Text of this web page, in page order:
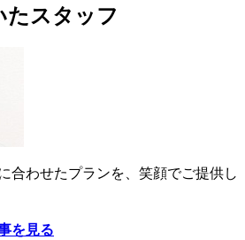
たスタッフ
合わせたプランを、笑顔でご提供し
を見る